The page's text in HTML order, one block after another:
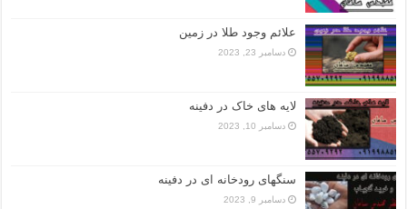
علائم وجود طلا در زمین
دسامبر 23, 2023
لایه های خاک در دفینه
دسامبر 10, 2023
سنگهای رودخانه ای در دفینه
دسامبر 9, 2023